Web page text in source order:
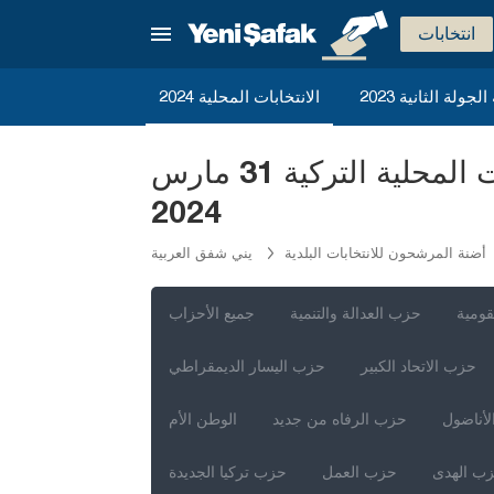
انتخابات
الانتخابات المحلية 2024 الجولة الثانية
حزب العدالة أضنة يومورطاليك المرشحون لرئاسة البلدية للانتخابات المحلية التركية 31 مارس
2024
يني شفق العربية أضنة المرشحون للانتخابات البلدية
جميع الأحزاب حزب العدالة والتنمية
حزب اليسار الديمقراطي حزب الاتحاد الكبير
الوطن الأم حزب الرفاه من جديد
حزب تركيا الجديدة حزب العمل الهدى